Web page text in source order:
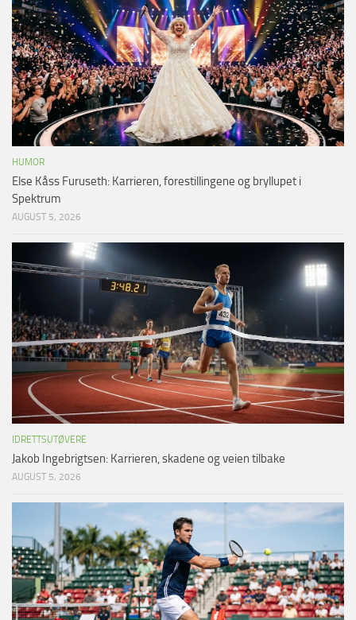
HUMOR
Else Kåss Furuseth: Karrieren, forestillingene og bryllupet i
Spektrum
AUGUST 5, 2026
IDRETTSUTØVERE
Jakob Ingebrigtsen: Karrieren, skadene og veien tilbake
AUGUST 5, 2026